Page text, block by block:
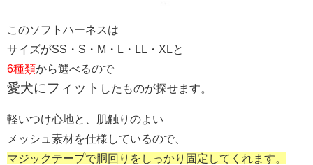
このソフトハーネスは
サイズがSS・S・M・L・LL・XLと
6種類から選べるので
愛犬にフィット したものが探せます。
軽いつけ心地と、肌触りのよい
メッシュ素材を仕様しているので、
マジックテープで胴回りを しっかり固定してくれます。